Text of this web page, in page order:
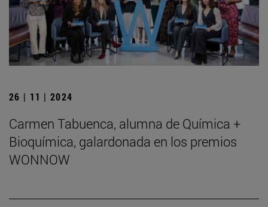
26 | 11 | 2024
Carmen Tabuenca, alumna de Química +
Bioquímica, galardonada en los premios
WONNOW